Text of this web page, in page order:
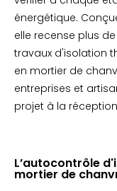
énergétique.
elle recense plus
travaux d'isolation
en mortier de
entreprises et
projet à la
L’autocontrôle
mortier de